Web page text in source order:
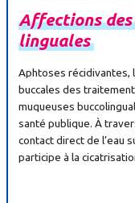
Affections
linguales
Aphtoses récidivantes,
buccales des
muqueuses
santé publique. À
contact direct de l’eau
participe à la